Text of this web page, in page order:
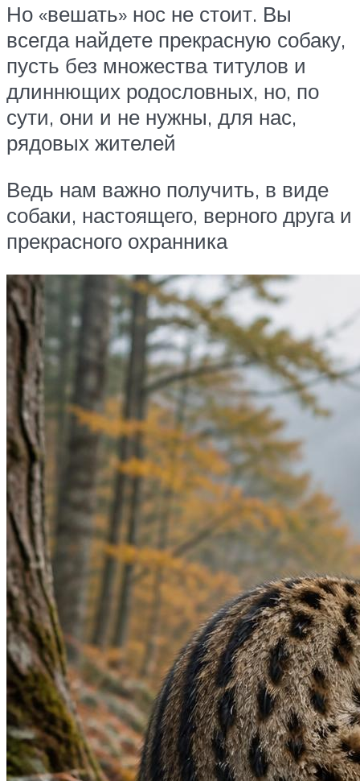
Но «вешать» нос не стоит. Вы
всегда найдете прекрасную собаку,
пусть без множества титулов и
длиннющих родословных, но, по
сути, они и не нужны, для нас,
рядовых жителей
Ведь нам важно получить, в виде
собаки, настоящего, верного друга и
прекрасного охранника